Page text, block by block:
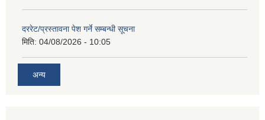
दररेट/प्रस्तावना पेश गर्ने सम्बन्धी सूचना
मिति: 04/08/2026 - 10:05
अन्य